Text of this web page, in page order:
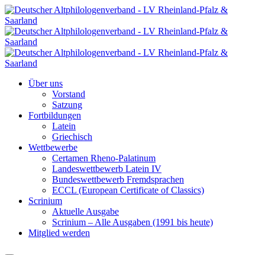
Über uns
Vorstand
Satzung
Fortbildungen
Latein
Griechisch
Wettbewerbe
Certamen Rheno-Palatinum
Landeswettbewerb Latein IV
Bundeswettbewerb Fremdsprachen
ECCL (European Certificate of Classics)
Scrinium
Aktuelle Ausgabe
Scrinium – Alle Ausgaben (1991 bis heute)
Mitglied werden